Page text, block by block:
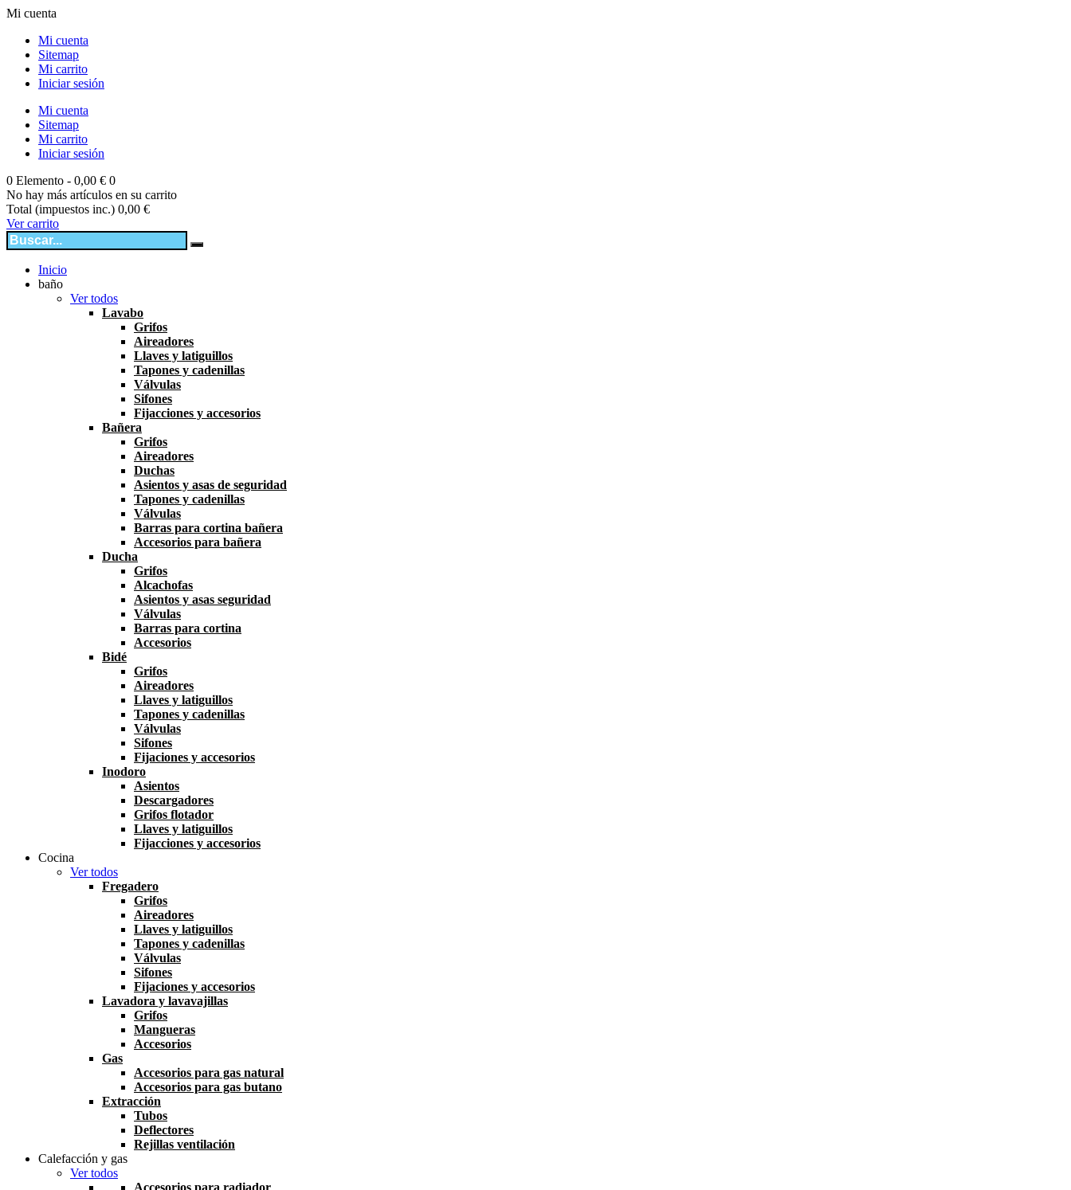
Mi cuenta
Mi cuenta
Sitemap
Mi carrito
Iniciar sesión
Mi cuenta
Sitemap
Mi carrito
Iniciar sesión
0 Elemento - 0,00 € 0
No hay más artículos en su carrito
Total (impuestos inc.) 0,00 €
Ver carrito
Inicio
baño
Ver todos
Lavabo
Grifos
Aireadores
Llaves y latiguillos
Tapones y cadenillas
Válvulas
Sifones
Fijacciones y accesorios
Bañera
Grifos
Aireadores
Duchas
Asientos y asas de seguridad
Tapones y cadenillas
Válvulas
Barras para cortina bañera
Accesorios para bañera
Ducha
Grifos
Alcachofas
Asientos y asas seguridad
Válvulas
Barras para cortina
Accesorios
Bidé
Grifos
Aireadores
Llaves y latiguillos
Tapones y cadenillas
Válvulas
Sifones
Fijaciones y accesorios
Inodoro
Asientos
Descargadores
Grifos flotador
Llaves y latiguillos
Fijacciones y accesorios
Cocina
Ver todos
Fregadero
Grifos
Aireadores
Llaves y latiguillos
Tapones y cadenillas
Válvulas
Sifones
Fijaciones y accesorios
Lavadora y lavavajillas
Grifos
Mangueras
Accesorios
Gas
Accesorios para gas natural
Accesorios para gas butano
Extracción
Tubos
Deflectores
Rejillas ventilación
Calefacción y gas
Ver todos
Accesorios para radiador